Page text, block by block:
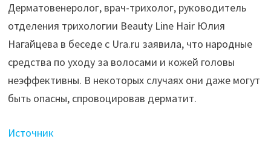
средства
для волос
могут
привести
к дерматиту"
Дерматовенеролог, врач-трихолог, руководитель
отделения трихологии Beauty Line Hair Юлия
Нагайцева в беседе с Ura.ru заявила, что народные
средства по уходу за волосами и кожей головы
неэффективны. В некоторых случаях они даже могут
быть опасны, спровоцировав дерматит.
Источник